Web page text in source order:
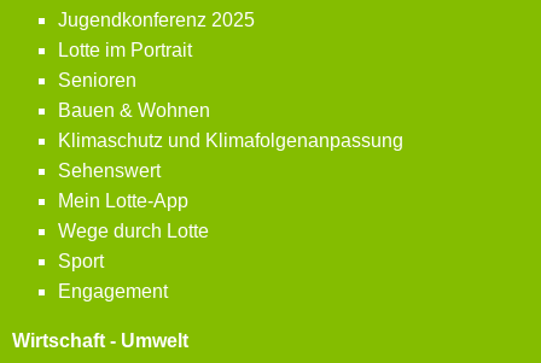
Jugendkonferenz 2025
Lotte im Portrait
Senioren
Bauen & Wohnen
Klimaschutz und Klimafolgenanpassung
Sehenswert
Mein Lotte-App
Wege durch Lotte
Sport
Engagement
Wirtschaft - Umwelt